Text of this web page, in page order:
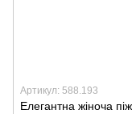
Артикул: 588.193
Елегантна жіноча